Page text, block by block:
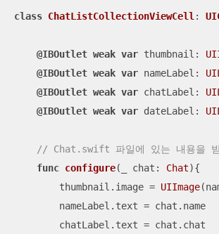
class ChatListCollectionViewCell:
@IBOutlet weak var thumbnail:
@IBOutlet weak var nameLabel:
@IBOutlet weak var chatLabel:
@IBOutlet weak var dateLabel:
// Chat.swift 파일에 있는 내용을 받
func configure( chat : Chat){
        thumbnail.image
= UIImage
        nameLabel.text
= chat.name
        chatLabel.text
= chat.chat